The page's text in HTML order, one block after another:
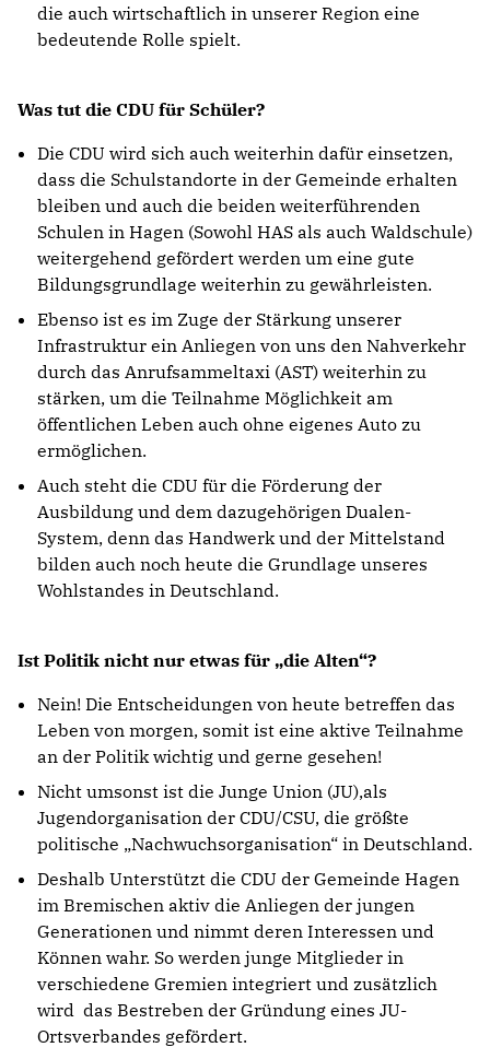
die auch wirtschaftlich in unserer Region eine
bedeutende Rolle spielt.
Was tut die CDU für Schüler?
Die CDU wird sich auch weiterhin dafür einsetzen,
dass die Schulstandorte in der Gemeinde erhalten
bleiben und auch die beiden weiterführenden
Schulen in Hagen (Sowohl HAS als auch Waldschule)
weitergehend gefördert werden um eine gute
Bildungsgrundlage weiterhin zu gewährleisten.
Ebenso ist es im Zuge der Stärkung unserer
Infrastruktur ein Anliegen von uns den Nahverkehr
durch das Anrufsammeltaxi (AST) weiterhin zu
stärken, um die Teilnahme Möglichkeit am
öffentlichen Leben auch ohne eigenes Auto zu
ermöglichen.
Auch steht die CDU für die Förderung der
Ausbildung und dem dazugehörigen Dualen-
System, denn das Handwerk und der Mittelstand
bilden auch noch heute die Grundlage unseres
Wohlstandes in Deutschland.
Ist Politik nicht nur etwas für „die Alten“?
Nein! Die Entscheidungen von heute betreffen das
Leben von morgen, somit ist eine aktive Teilnahme
an der Politik wichtig und gerne gesehen!
Nicht umsonst ist die Junge Union (JU),als
Jugendorganisation der CDU/CSU, die größte
politische „Nachwuchsorganisation“ in Deutschland.
Deshalb Unterstützt die CDU der Gemeinde Hagen
im Bremischen aktiv die Anliegen der jungen
Generationen und nimmt deren Interessen und
Können wahr. So werden junge Mitglieder in
verschiedene Gremien integriert und zusätzlich
wird das Bestreben der Gründung eines JU-
Ortsverbandes gefördert.